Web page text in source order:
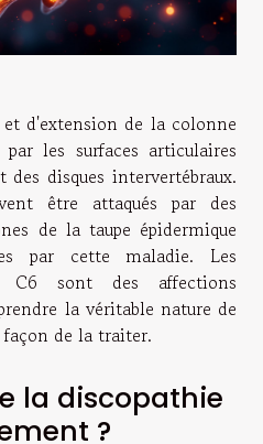
d'extension de la colonne
les surfaces articulaires
des disques intervertébraux.
être attaqués par des
de la taupe épidermique
par cette maladie. Les
C6 sont des affections
la véritable nature de
de la traiter.
la discopathie
?